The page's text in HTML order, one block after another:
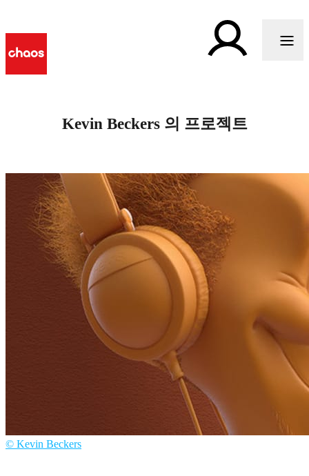
Kevin Beckers 의 프로젝트
© Kevin Beckers